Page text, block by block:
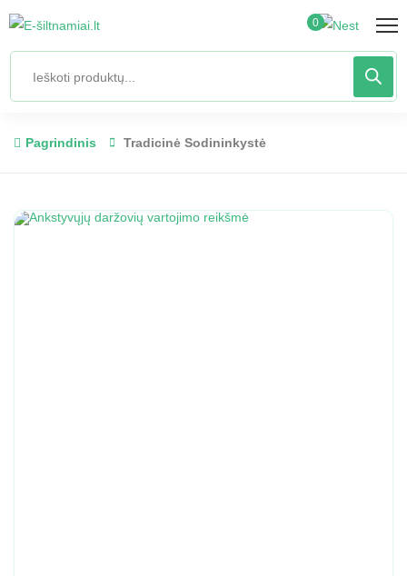
0
Pagrindinis Tradicinė Sodininkystė